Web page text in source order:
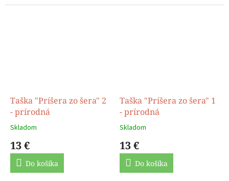
Taška "Príšera zo šera" 2
- prírodná
Skladom
13 €
Do košíka
Taška "Príšera zo šera" 1
- prírodná
Skladom
13 €
Do košíka